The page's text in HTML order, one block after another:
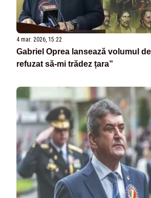
4 mar. 2026, 15:22
Gabriel Oprea lansează volumul
refuzat să-mi trădez țara”